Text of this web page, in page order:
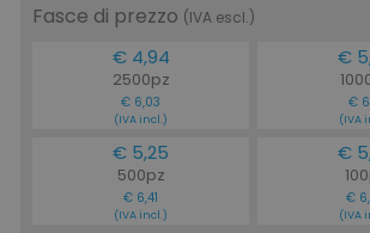
Fasce di prezzo (IVA escl.)
€ 4,94
2500pz
€ 6,03
(IVA incl.)
€
€
(IVA
€ 5,25
500pz
€ 6,41
(IVA incl.)
€
€
(IVA